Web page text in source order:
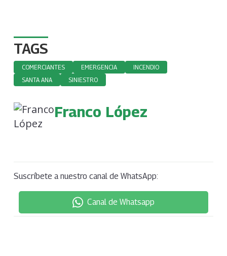
TAGS
COMERCIANTES EMERGENCIA
INCENDIO
SANTA ANA
SINIESTRO
Franco López
Suscríbete a nuestro canal de WhatsApp:
Canal de Whatsapp